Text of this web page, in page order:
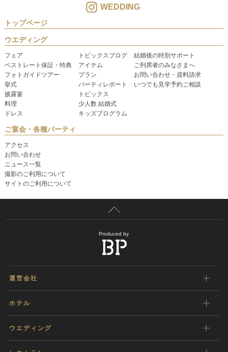
WEDDING
トップページ
ウエディング
フェア
ベストレート保証・特典
フォトガイドツアー
挙式
披露宴
料理
ドレス
トピックスブログ
アイテム
プラン
パーティレポート
トピックス
少人数 結婚式
キッズプログラム
結婚後の特別サポート
ご列席者のみなさまへ
お問い合わせ・資料請求
いつでも見学予約ご相談
ご宴会・各種パーティ
アクセス
お問い合わせ
ニュース一覧
撮影のご利用について
サイトのご利用について
Produced by
運営会社
ホテル
ウエディング